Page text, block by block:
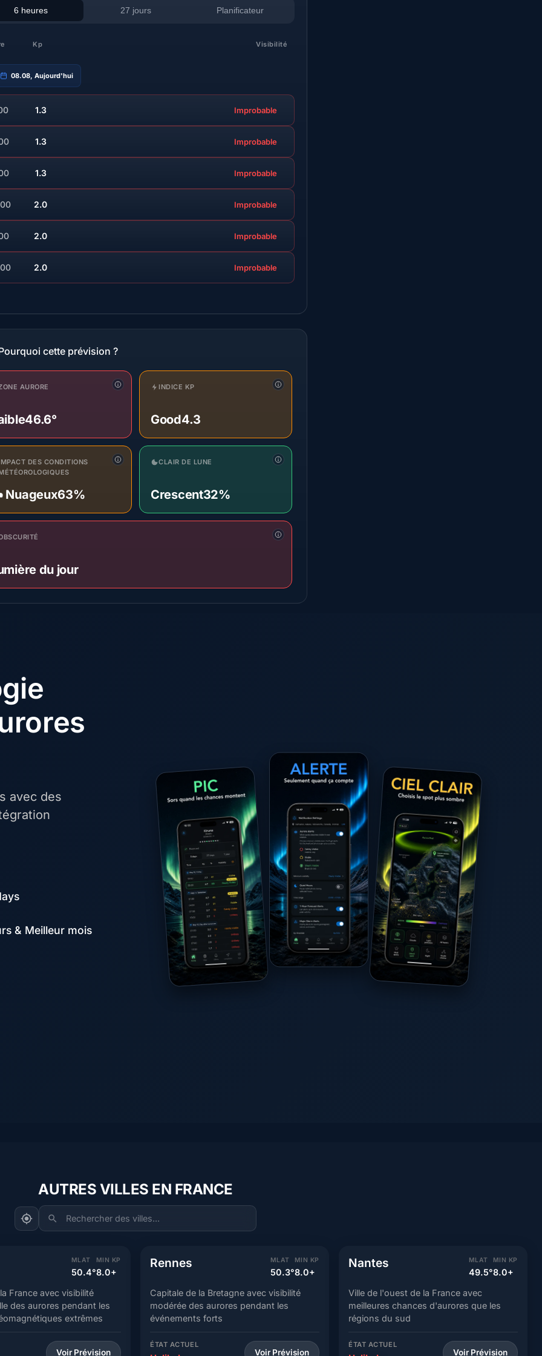
6 heures 27 jours Planificateur
Kp Visibilité
08.08, Aujourd'hui
1.3 Improbable
1.3 Improbable
1.3 Improbable
2.0 Improbable
2.0 Improbable
2.0 Improbable
cette prévision ?
AURORE
46.6°
INDICE KP
Good4.3
DES CONDITIONS
63%
CLAIR DE LUNE
Crescent32%
du jour
avec des
& Meilleur mois
AUTRES VILLES EN FRANCE
Rechercher des villes...
MLAT
50.4°
MIN KP
8.0+
France avec visibilité
des aurores pendant les
extrêmes
Voir Prévision
Rennes MLAT
50.3°
MIN KP
8.0+
Capitale de la Bretagne avec visibilité
modérée des aurores pendant les
événements forts
ÉTAT ACTUEL
Voir Prévision
Nantes MLAT
49.5°
MIN KP
8.0+
Ville de l'ouest de la France avec
meilleures chances d'aurores que les
régions du sud
ÉTAT ACTUEL
Voir Prévision